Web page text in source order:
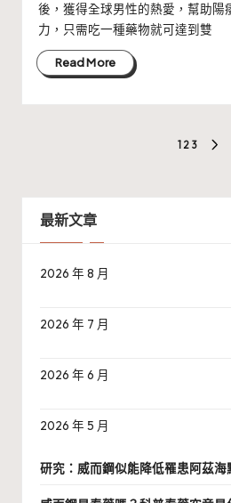
後，獲得全球男性的熱愛，幫助陽
力，只需吃一種藥物就可達到雙
Read More
分
頁
1 2 3
最新文章
2026 年 8 月
2026 年 7 月
2026 年 6 月
2026 年 5 月
研究：威而鋼似能降低罹患阿茲海